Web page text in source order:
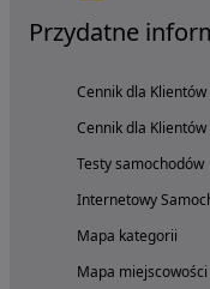
Przydatne
Cennik dla
Cennik dla
Testy samochodów
Internetowy
Mapa kategorii
Mapa miejscowości